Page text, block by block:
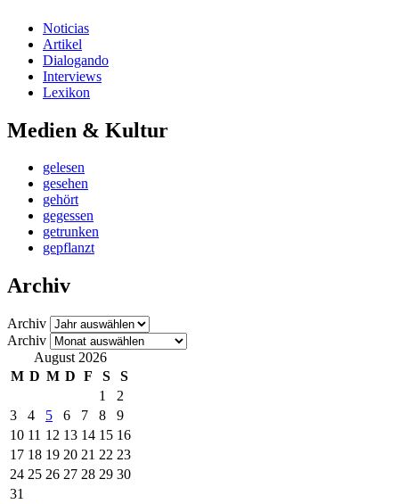
Noticias
Artikel
Dialogando
Interviews
Lexikon
Medien & Kultur
gelesen
gesehen
gehört
gegessen
getrunken
gepflanzt
Archiv
Archiv
Archiv
August 2026
M D M D F S
S
1
2
3
4 5 6 7 8
9
10 11 12 13 14 15 16
17 18 19 20 21 22 23
24 25 26 27 28 29 30
31